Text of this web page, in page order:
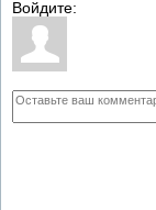
Войдите: